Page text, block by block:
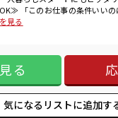
憩室あり！
できちゃう！
「このお仕事の条件いいの
て…」という方にもオススメ！
リ≫ 派遣社員→契約社員→正
可能☆ ≪モチベーションも
自由♪ ≪食堂アリ≫ 1食460円
におかわり無料！ 500円以内
なければヘア
OK！ 20代の若い世代がたくさ
見る
る
気になるリストに追加す